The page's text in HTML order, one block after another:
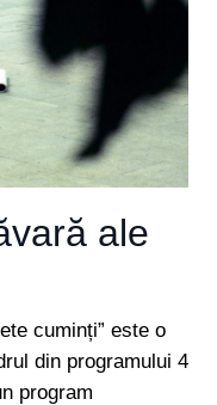
ale
cuminți” este o
din programului 4
program